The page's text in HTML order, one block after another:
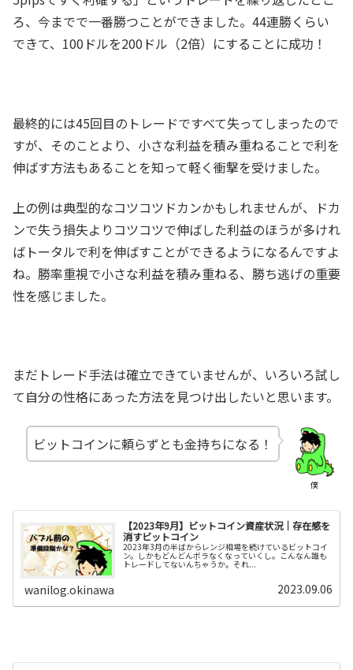
ろ、今までで一番勝つことができました。44連勝くらい
できて、100ドルを200ドル（2倍）にすることに成功！
最終的には45回目のトレードですべて失ってしまったので
すが、そのことより、小さな利益を積み重ねることで利を
伸ばす方法もあることを知って軽く衝撃を受けました。
上の例は典型的なコツコツドカンかもしれませんが、ドカ
ンで失う損失よりコツコツで伸ばした利益のほうが多けれ
ばトータルで利を伸ばすことができるようになるんですよ
ね。勝率重視で小さな利益を積み重ねる、勝ち逃げの重要
性を感じました。
まだトレード手法は確立できていませんが、いろいろ試し
て自分の性格にあった方法を見つけ出したいと思います。
僕
ビットコインに頼らずとも金持ちになる！
【2023年9月】ビットコイン資産状況｜存在感を
消すビットコイン
2023年3月の半ばからレンジ相場を続けているビットコイ
ン。しかもどんどんボラなくなっていくし。こんなん誰も
トレードしてないんちゃうか。それ...
wanilog.okinawa 2023.09.06